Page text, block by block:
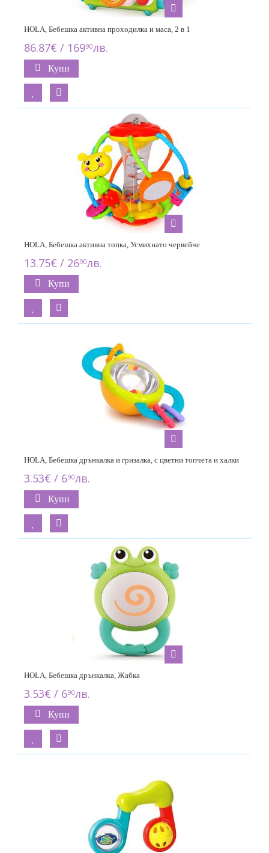
HOLA, Бебешка активна проходилка и маса, 2 в 1
86.87€ / 16990лв.
Купи
HOLA, Бебешка активна топка, Усмихнато червейче
13.75€ / 2690лв.
Купи
HOLA, Бебешка дрънкалка и гризалка, с цветни топчета и халки
3.53€ / 690лв.
Купи
HOLA, Бебешка дрънкалка, Жабка
3.53€ / 690лв.
Купи